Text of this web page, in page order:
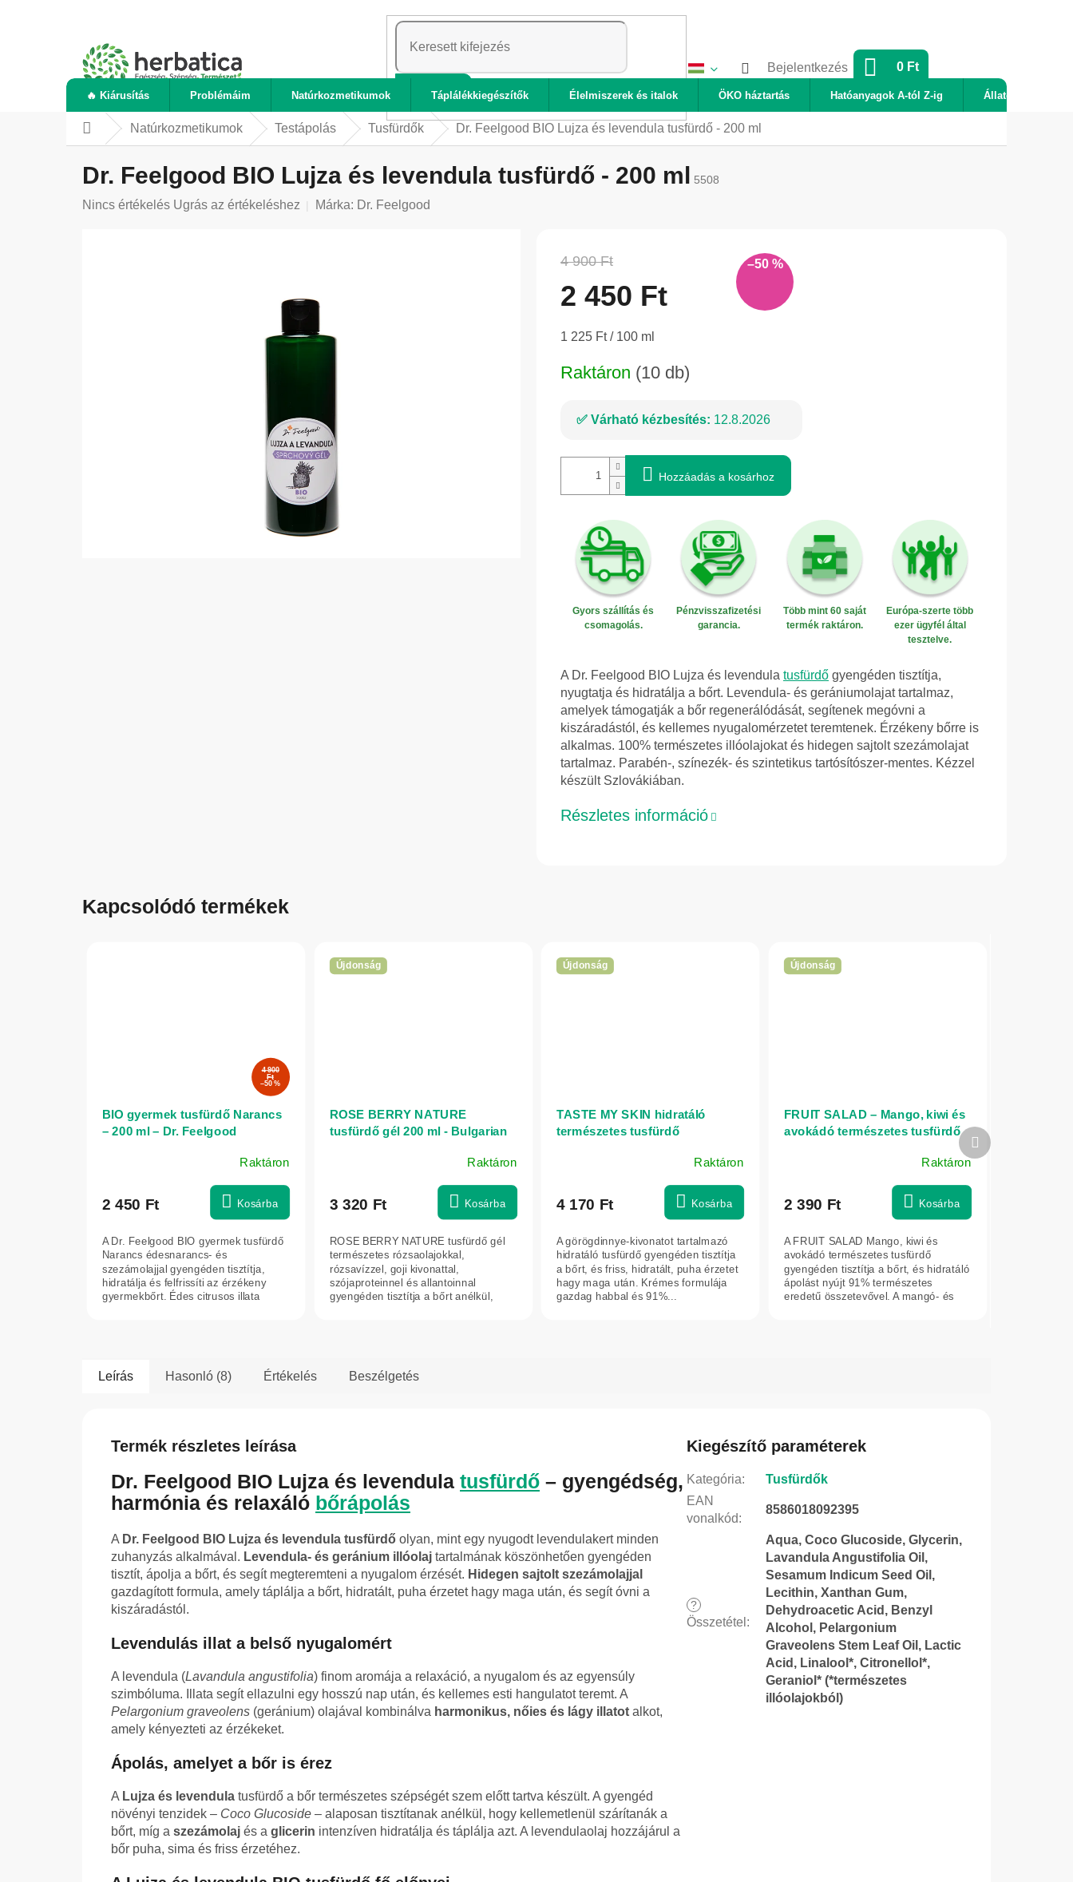
KERESÉS
Bejelentkezés KOSÁR
0 Ft
🔥 Kiárusítás Problémáim Natúrkozmetikumok Táplálékkiegészítők Élelmiszerek és italok ÖKO háztartás Hatóanyagok A-tól Z-ig Állatok
KezdőlapNatúrkozmetikumok Testápolás Tusfürdők Dr. Feelgood BIO Lujza és levendula tusfürdő - 200 ml
Dr. Feelgood BIO Lujza és levendula tusfürdő - 200 ml 5508
A
Nincs értékelés Ugrás az értékeléshez Márka: Dr. Feelgood
4 900 Ft –50 %
2 450 Ft
Egységár:
1 225 Ft / 100 ml
Raktáron (10 db)
Várható kézbesítés: 12.8.2026
Hozzáadás a kosárhoz
Gyors szállítás és
csomagolás.
Pénzvisszafizetési
garancia.
Több mint 60 saját
termék raktáron.
Európa-szerte több
ezer ügyfél által
tesztelve.
A Dr. Feelgood BIO Lujza és levendula tusfürdő gyengéden tisztítja,
nyugtatja és hidratálja a bőrt. Levendula- és gerániumolajat tartalmaz,
amelyek támogatják a bőr regenerálódását, segítenek megóvni a
kiszáradástól, és kellemes nyugalomérzetet teremtenek. Érzékeny bőrre is
alkalmas. 100% természetes illóolajokat és hidegen sajtolt szezámolajat
tartalmaz. Parabén-, színezék- és szintetikus tartósítószer-mentes. Kézzel
készült Szlovákiában.
Részletes információ
Kapcsolódó termékek
4 900
Ft
–50 %
BIO gyermek tusfürdő Narancs
– 200 ml – Dr. Feelgood
Raktáron
2 450 Ft Kosárba
A Dr. Feelgood BIO gyermek tusfürdő
Narancs édesnarancs- és
szezámolajjal gyengéden tisztítja,
hidratálja és felfrissíti az érzékeny
gyermekbőrt. Édes citrusos illata
Újdonság
ROSE BERRY NATURE
tusfürdő gél 200 ml - Bulgarian
Raktáron
3 320 Ft Kosárba
ROSE BERRY NATURE tusfürdő gél
természetes rózsaolajokkal,
rózsavízzel, goji kivonattal,
szójaproteinnel és allantoinnal
gyengéden tisztítja a bőrt anélkül,
Újdonság
TASTE MY SKIN hidratáló
természetes tusfürdő
Raktáron
4 170 Ft Kosárba
A görögdinnye-kivonatot tartalmazó
hidratáló tusfürdő gyengéden tisztítja
a bőrt, és friss, hidratált, puha érzetet
hagy maga után. Krémes formulája
gazdag habbal és 91%...
Újdonság
FRUIT SALAD – Mango, kiwi és
avokádó természetes tusfürdő
Raktáron
2 390 Ft Kosárba
A FRUIT SALAD Mango, kiwi és
avokádó természetes tusfürdő
gyengéden tisztítja a bőrt, és hidratáló
ápolást nyújt 91% természetes
eredetű összetevővel. A mangó- és
Következő
termék
Leírás Hasonló (8) Értékelés Beszélgetés
Termék részletes leírása
Dr. Feelgood BIO Lujza és levendula tusfürdő – gyengédség,
harmónia és relaxáló bőrápolás
A Dr. Feelgood BIO Lujza és levendula tusfürdő olyan, mint egy nyugodt levendulakert minden
zuhanyzás alkalmával. Levendula- és geránium illóolaj tartalmának köszönhetően gyengéden
tisztít, ápolja a bőrt, és segít megteremteni a nyugalom érzését. Hidegen sajtolt szezámolajjal
gazdagított formula, amely táplálja a bőrt, hidratált, puha érzetet hagy maga után, és segít óvni a
kiszáradástól.
Levendulás illat a belső nyugalomért
A levendula (Lavandula angustifolia) finom aromája a relaxáció, a nyugalom és az egyensúly
szimbóluma. Illata segít ellazulni egy hosszú nap után, és kellemes esti hangulatot teremt. A
Pelargonium graveolens (geránium) olajával kombinálva harmonikus, nőies és lágy illatot alkot,
amely kényezteti az érzékeket.
Ápolás, amelyet a bőr is érez
A Lujza és levendula tusfürdő a bőr természetes szépségét szem előtt tartva készült. A gyengéd
növényi tenzidek – Coco Glucoside – alaposan tisztítanak anélkül, hogy kellemetlenül szárítanák a
bőrt, míg a szezámolaj és a glicerin intenzíven hidratálja és táplálja azt. A levendulaolaj hozzájárul a
bőr puha, sima és friss érzetéhez.
Kiegészítő paraméterek
Kategória:
Tusfürdők
EAN
vonalkód:
8586018092395
?
Összetétel :
Aqua, Coco Glucoside, Glycerin,
Lavandula Angustifolia Oil,
Sesamum Indicum Seed Oil,
Lecithin, Xanthan Gum,
Dehydroacetic Acid, Benzyl
Alcohol, Pelargonium
Graveolens Stem Leaf Oil, Lactic
Acid, Linalool*, Citronellol*,
Geraniol* (*természetes
illóolajokból)